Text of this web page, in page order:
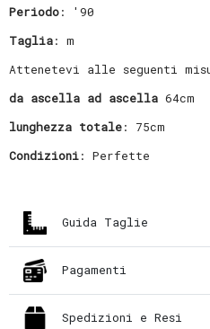
Periodo: '90
Taglia: m
Attenetevi alle seguenti
da ascella ad ascella64cm
lunghezza totale: 75cm
Condizioni: Perfette
Guida Taglie
Pagamenti
Spedizioni e Resi